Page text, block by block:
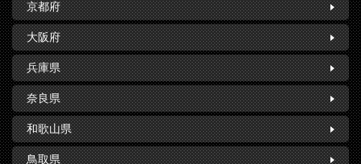
京都府
大阪府
兵庫県
奈良県
和歌山県
鳥取県